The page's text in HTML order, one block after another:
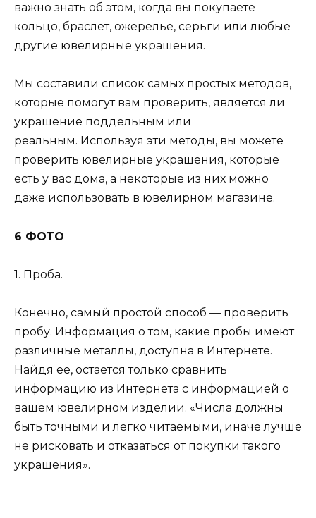
важно знать об этом, когда вы покупаете
кольцо, браслет, ожерелье, серьги или любые
другие ювелирные украшения.
Мы составили список самых простых методов,
которые помогут вам проверить, является ли
украшение поддельным или
реальным. Используя эти методы, вы можете
проверить ювелирные украшения, которые
есть у вас дома, а некоторые из них можно
даже использовать в ювелирном магазине.
6 ФОТО
1. Проба.
Конечно, самый простой способ — проверить
пробу. Информация о том, какие пробы имеют
различные металлы, доступна в Интернете.
Найдя ее, остается только сравнить
информацию из Интернета с информацией о
вашем ювелирном изделии. «Числа должны
быть точными и легко читаемыми, иначе лучше
не рисковать и отказаться от покупки такого
украшения».